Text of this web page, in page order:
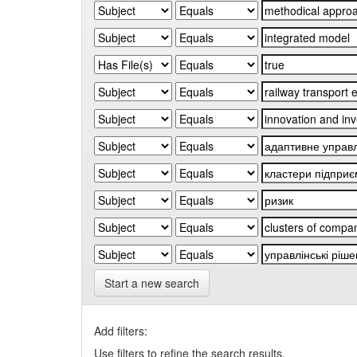
Start a new search
Add filters:
Use filters to refine the search results.